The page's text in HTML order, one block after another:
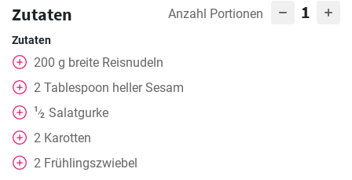
Zutaten Anzahl Portionen 1
Zutaten
200 g breite Reisnudeln
2 Tablespoon heller Sesam
1⁄2 Salatgurke
2 Karotten
2 Frühlingszwiebel